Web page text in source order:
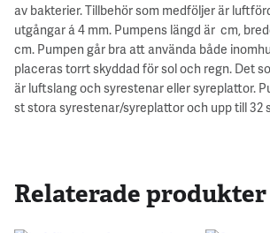
av bakterier. Tillbehör som medföljer är
utgångar á 4 mm. Pumpens längd är cm,
cm. Pumpen går bra att använda både
placeras torrt skyddad för sol och regn. Det
är luftslang och syrestenar eller syreplattor.
st stora syrestenar/syreplattor och upp till 32
Relaterade produkter